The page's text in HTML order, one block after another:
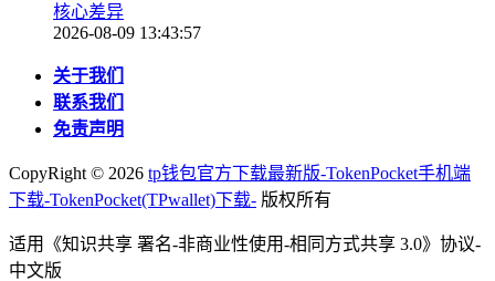
核心差异
2026-08-09 13:43:57
关于我们
联系我们
免责声明
CopyRight © 2026 tp钱包官方下载最新版-TokenPocket手机端
下载-TokenPocket(TPwallet)下载- 版权所有
适用《知识共享 署名-非商业性使用-相同方式共享 3.0》协议-
中文版